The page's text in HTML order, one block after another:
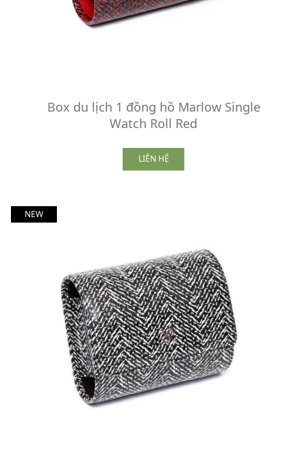
Box du lịch 1 đồng hồ Marlow Single
Watch Roll Red
LIÊN HỆ
NEW